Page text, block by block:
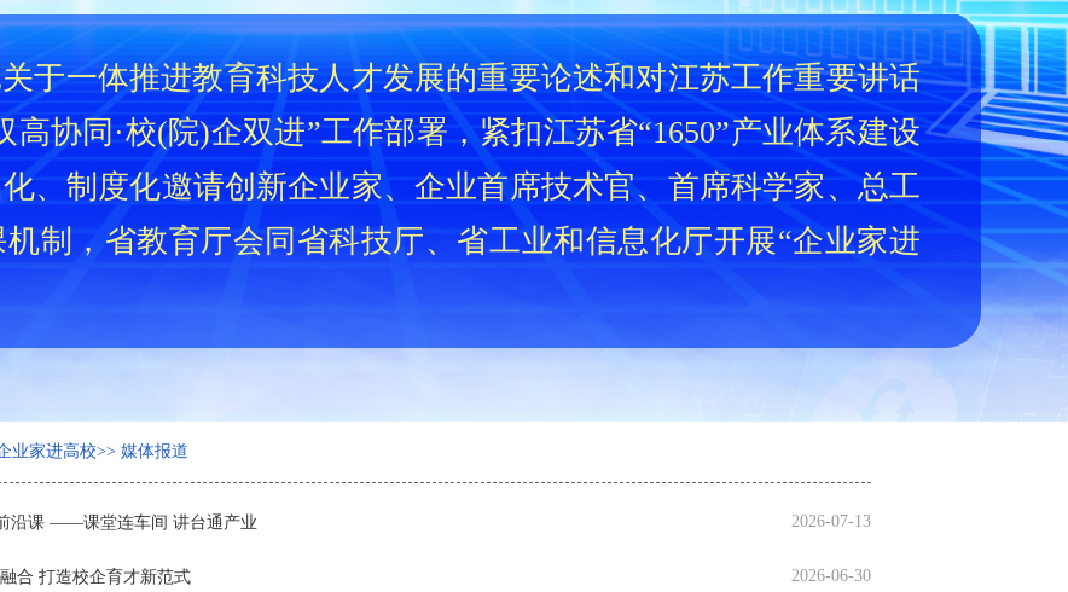
于一体推进教育科技人才发展的重要论述和对江苏工作重要讲话
协同·校(院)企双进”工作部署，紧扣江苏省“1650”产业体系建设
、制度化邀请创新企业家、企业首席技术官、首席科学家、总工
制，省教育厅会同省科技厅、省工业和信息化厅开展“企业家进
业家进高校>> 媒体报道
沿课 ——课堂连车间 讲台通产业 2026-07-13
合 打造校企育才新范式 2026-06-30